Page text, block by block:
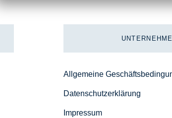
Allgemeine
Datenschutzerklärung
Impressum